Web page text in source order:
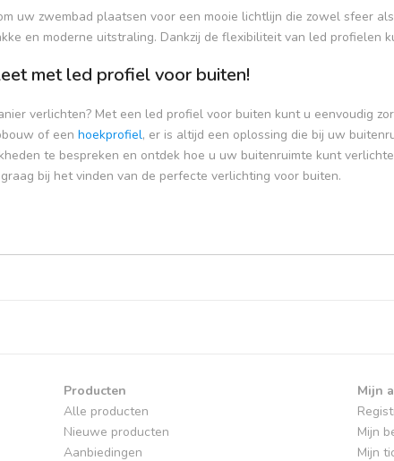
uw zwembad plaatsen voor een mooie lichtlijn die zowel sfeer
en moderne uitstraling. Dankzij de flexibiliteit van led profielen
met led profiel voor buiten!
verlichten? Met een led profiel voor buiten kunt u eenvoudig
of een hoekprofiel, er is altijd een oplossing die bij uw
te bespreken en ontdek hoe u uw buitenruimte kunt
bij het vinden van de perfecte verlichting voor buiten.
Producten
Alle producten
Nieuwe producten
Aanbiedingen
Mijn
Mijn
Mijn